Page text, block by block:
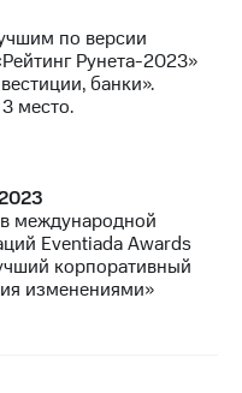
по версии
Рунета-2023»
банки».
место.
международной
Eventiada Awards
корпоративный
изменениями»